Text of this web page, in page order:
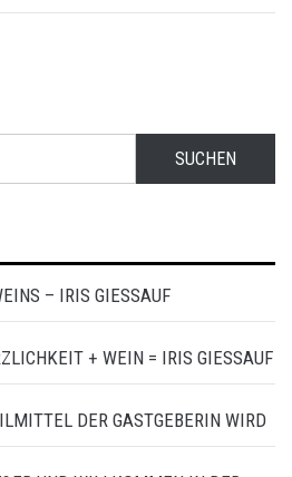
– IRIS GIESSAUF
+ WEIN = IRIS GIESSAUF
DER GASTGEBERIN WIRD